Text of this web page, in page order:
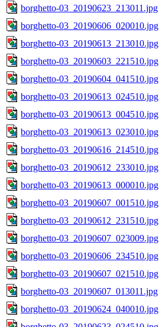
borghetto-03_20190623_213011.jpg
borghetto-03_20190606_020010.jpg
borghetto-03_20190613_213010.jpg
borghetto-03_20190603_221510.jpg
borghetto-03_20190604_041510.jpg
borghetto-03_20190613_024510.jpg
borghetto-03_20190613_004510.jpg
borghetto-03_20190613_023010.jpg
borghetto-03_20190616_214510.jpg
borghetto-03_20190612_233010.jpg
borghetto-03_20190613_000010.jpg
borghetto-03_20190607_001510.jpg
borghetto-03_20190612_231510.jpg
borghetto-03_20190607_023009.jpg
borghetto-03_20190606_234510.jpg
borghetto-03_20190607_021510.jpg
borghetto-03_20190607_013011.jpg
borghetto-03_20190624_040010.jpg